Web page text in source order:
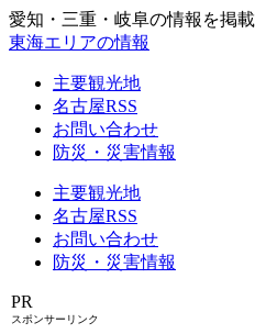
愛知・三重・岐阜の情報を掲
東海エリアの情報
主要観光地
名古屋RSS
お問い合わせ
防災・災害情報
主要観光地
名古屋RSS
お問い合わせ
防災・災害情報
PR
スポンサーリンク